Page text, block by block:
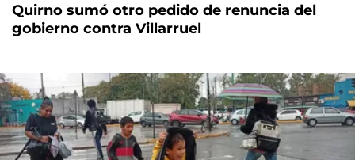
Quirno sumó otro pedido de renuncia del
gobierno contra Villarruel